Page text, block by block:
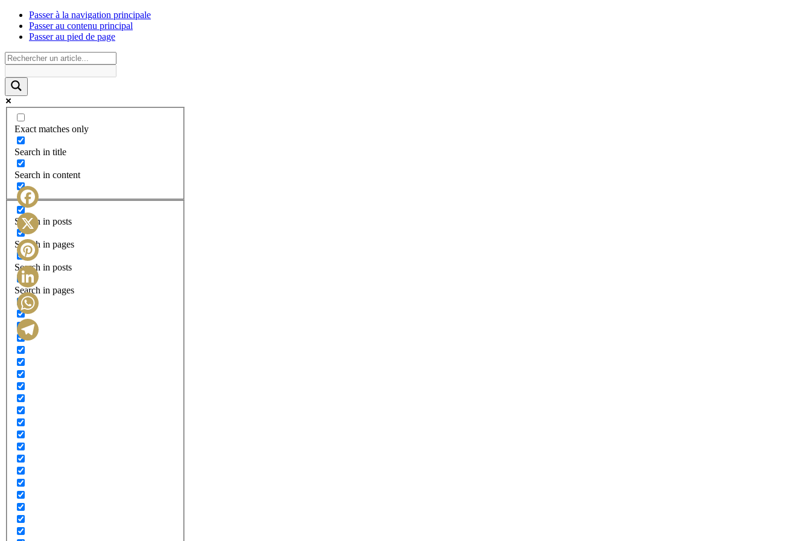
Passer à la navigation principale
Passer au contenu principal
Passer au pied de page
Exact matches only
Search in title
Search in content
Search in posts
Search in pages
Search in posts
Search in pages
Facebook
X
Pinterest
LinkedIn
WhatsApp
Telegram